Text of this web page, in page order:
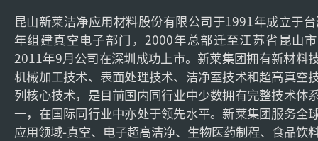
昆山新莱洁净应用材料股份有限公司于1991年成立于
年组建真空电子部门，2000年总部迁至江苏省昆山
2011年9月公司在深圳成功上市。新莱集团拥有新材料
机械加工技术、表面处理技术、洁净室技术和超高真空
列核心技术，是目前国内同行业中少数拥有完整技术体
一，在国际同行业中亦处于领先水平。新莱集团服务全
应用领域-真空、电子超高洁净、生物医药制程、食品饮